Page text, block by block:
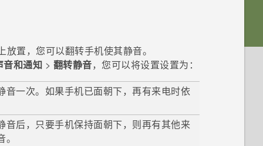
置，您可以翻转手机使其静音。
音和通知 > 翻转静音，您可以将设置设置为：
音一次。如果手机已面朝下，再有来电时依
音后，只要手机保持面朝下，则再有其他来